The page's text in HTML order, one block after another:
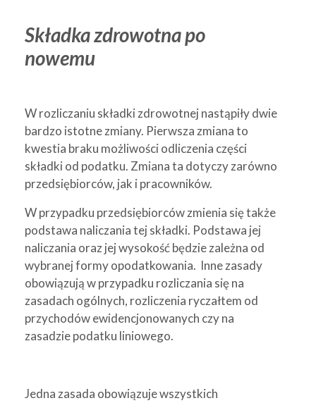
Składka zdrowotna po
nowemu
W rozliczaniu składki zdrowotnej nastąpiły dwie
bardzo istotne zmiany. Pierwsza zmiana to
kwestia braku możliwości odliczenia części
składki od podatku. Zmiana ta dotyczy zarówno
przedsiębiorców, jak i pracowników.
W przypadku przedsiębiorców zmienia się także
podstawa naliczania tej składki. Podstawa jej
naliczania oraz jej wysokość będzie zależna od
wybranej formy opodatkowania. Inne zasady
obowiązują w przypadku rozliczania się na
zasadach ogólnych, rozliczenia ryczałtem od
przychodów ewidencjonowanych czy na
zasadzie podatku liniowego.
Jedna zasada obowiązuje wszystkich